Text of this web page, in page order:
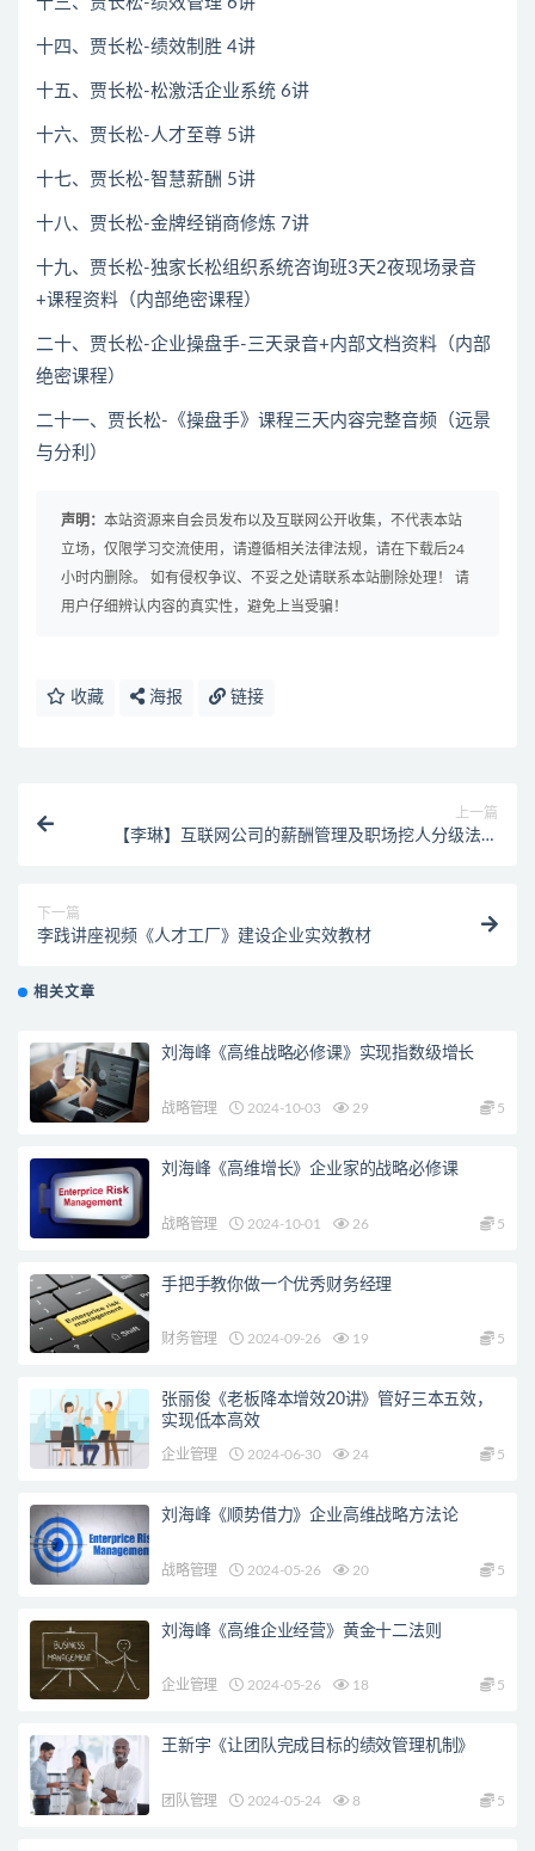
十四、贾长松-绩效制胜 4讲
十五、贾长松-松激活企业系统 6讲
十六、贾长松-人才至尊 5讲
十七、贾长松-智慧薪酬 5讲
十八、贾长松-金牌经销商修炼 7讲
十九、贾长松-独家长松组织系统咨询班3天2夜现场录音
+课程资料（内部绝密课程）
二十、贾长松-企业操盘手-三天录音+内部文档资料（内部
绝密课程）
二十一、贾长松-《操盘手》课程三天内容完整音频（远景
与分利）
声明： 本站资源来自会员发布以及互联网公开收集，不代表本站
立场，仅限学习交流使用，请遵循相关法律法规，请在下载后24
小时内删除。 如有侵权争议、不妥之处请联系本站删除处理！ 请
用户仔细辨认内容的真实性，避免上当受骗！
收藏 海报 链接
上一篇
【李琳】互联网公司的薪酬管理及职场挖人分级法宝
下一篇
李践讲座视频《人才工厂》建设企业实效教材
相关文章
刘海峰《高维战略必修课》实现指数级增长
战略管理 2024-10-03 29 5
刘海峰《高维增长》企业家的战略必修课
战略管理 2024-10-01 26 5
手把手教你做一个优秀财务经理
财务管理 2024-09-26 19 5
张丽俊《老板降本增效20讲》管好三本五效，
实现低本高效
企业管理 2024-06-30 24 5
刘海峰《顺势借力》企业高维战略方法论
战略管理 2024-05-26 20 5
刘海峰《高维企业经营》黄金十二法则
企业管理 2024-05-26 18 5
王新宇《让团队完成目标的绩效管理机制》
团队管理 2024-05-24 8 5